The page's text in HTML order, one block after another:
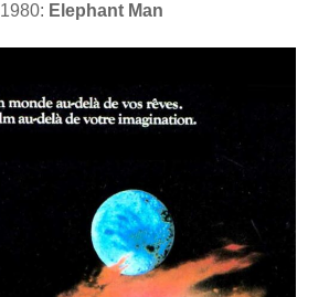
1980: Elephant Man